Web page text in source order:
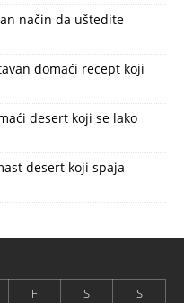
način da uštedite
domaći recept koji
desert koji se lako
desert koji spaja
F S
S